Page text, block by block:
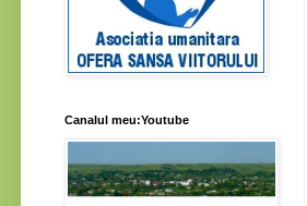
Canalul meu:Youtube